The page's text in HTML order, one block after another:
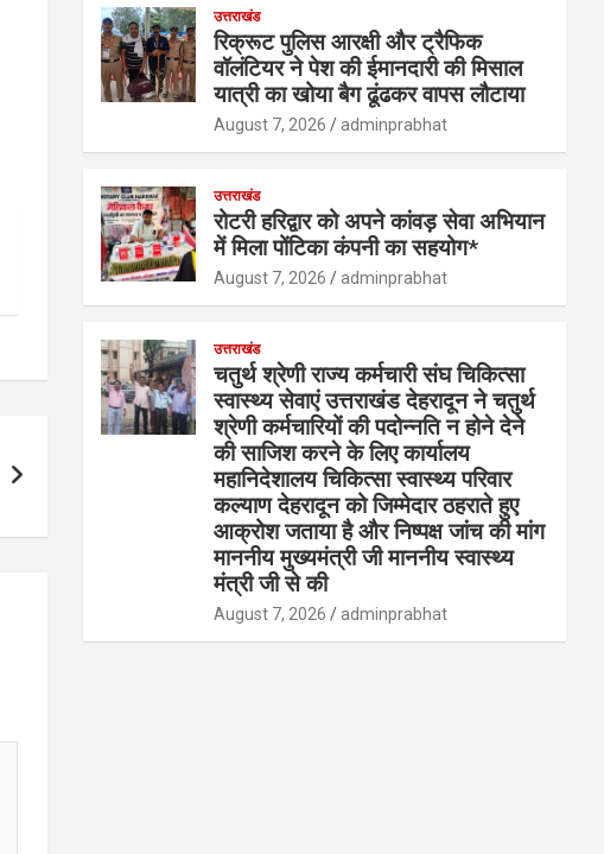
उत्तराखंड
रिक्रूट पुलिस आरक्षी और ट्रैफिक
वॉलंटियर ने पेश की ईमानदारी की मिसाल
यात्री का खोया बैग ढूंढकर वापस लौटाया
August 7, 2026 adminprabhat
उत्तराखंड
रोटरी हरिद्वार को अपने कांवड़ सेवा अभियान
में मिला पोंटिका कंपनी का सहयोग*
August 7, 2026 adminprabhat
उत्तराखंड
चतुर्थ श्रेणी राज्य कर्मचारी संघ चिकित्सा
स्वास्थ्य सेवाएं उत्तराखंड देहरादून ने चतुर्थ
श्रेणी कर्मचारियों की पदोन्नति न होने देने
की साजिश करने के लिए कार्यालय
महानिदेशालय चिकित्सा स्वास्थ्य परिवार
कल्याण देहरादून को जिम्मेदार ठहराते हुए
आक्रोश जताया है और निष्पक्ष जांच की मांग
माननीय मुख्यमंत्री जी माननीय स्वास्थ्य
मंत्री जी से की
August 7, 2026 adminprabhat